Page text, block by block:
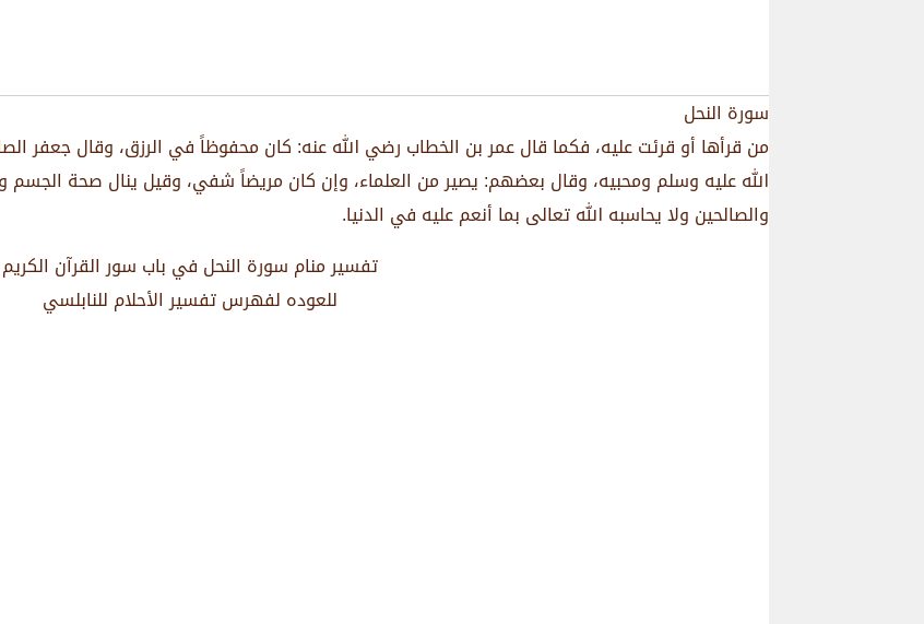
سورة النحل
من قرأها أو قرئت عليه، فكما قال عمر بن الخطاب رضي الله عنه: كان محفوظاً في الرزق، وقال جعفر
الله عليه وسلم ومحبيه، وقال بعضهم: يصير من العلماء، وإن كان مريضاً شفي، وقيل ينال صحة الجسم
والصالحين ولا يحاسبه الله تعالى بما أنعم عليه في الدنيا.
تفسير منام سورة النحل في باب سور القرآن الكريم
للعوده لفهرس تفسير الأحلام للنابلسي